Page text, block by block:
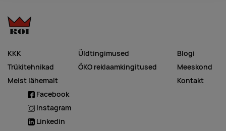
KKK
Trükitehnikad
Meist lähemalt
Üldtingimused
ÖKO reklaamkingitused
Blogi
Meeskond
Kontakt
Facebook
Instagram
Linkedin